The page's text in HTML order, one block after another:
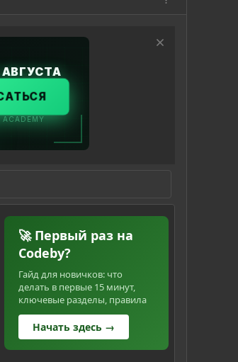
🚀 Первый раз на
Codeby?
Гайд для новичков: что
делать в первые 15 минут,
ключевые разделы, правила
Начать здесь →